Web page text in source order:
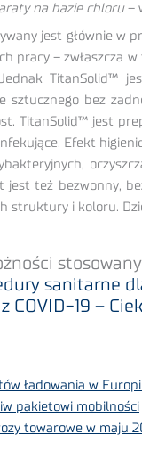
na bazie chloru–
jest głównie w
pracy – zwłaszcza
TitanSolid™
sztucznego bez
TitanSolid™ jest
Efekt
jest też bezwonny,
struktury i koloru.
sanitarne
COVID-19 –
ładowania w
pakietowi mobilności
towarowe w maju